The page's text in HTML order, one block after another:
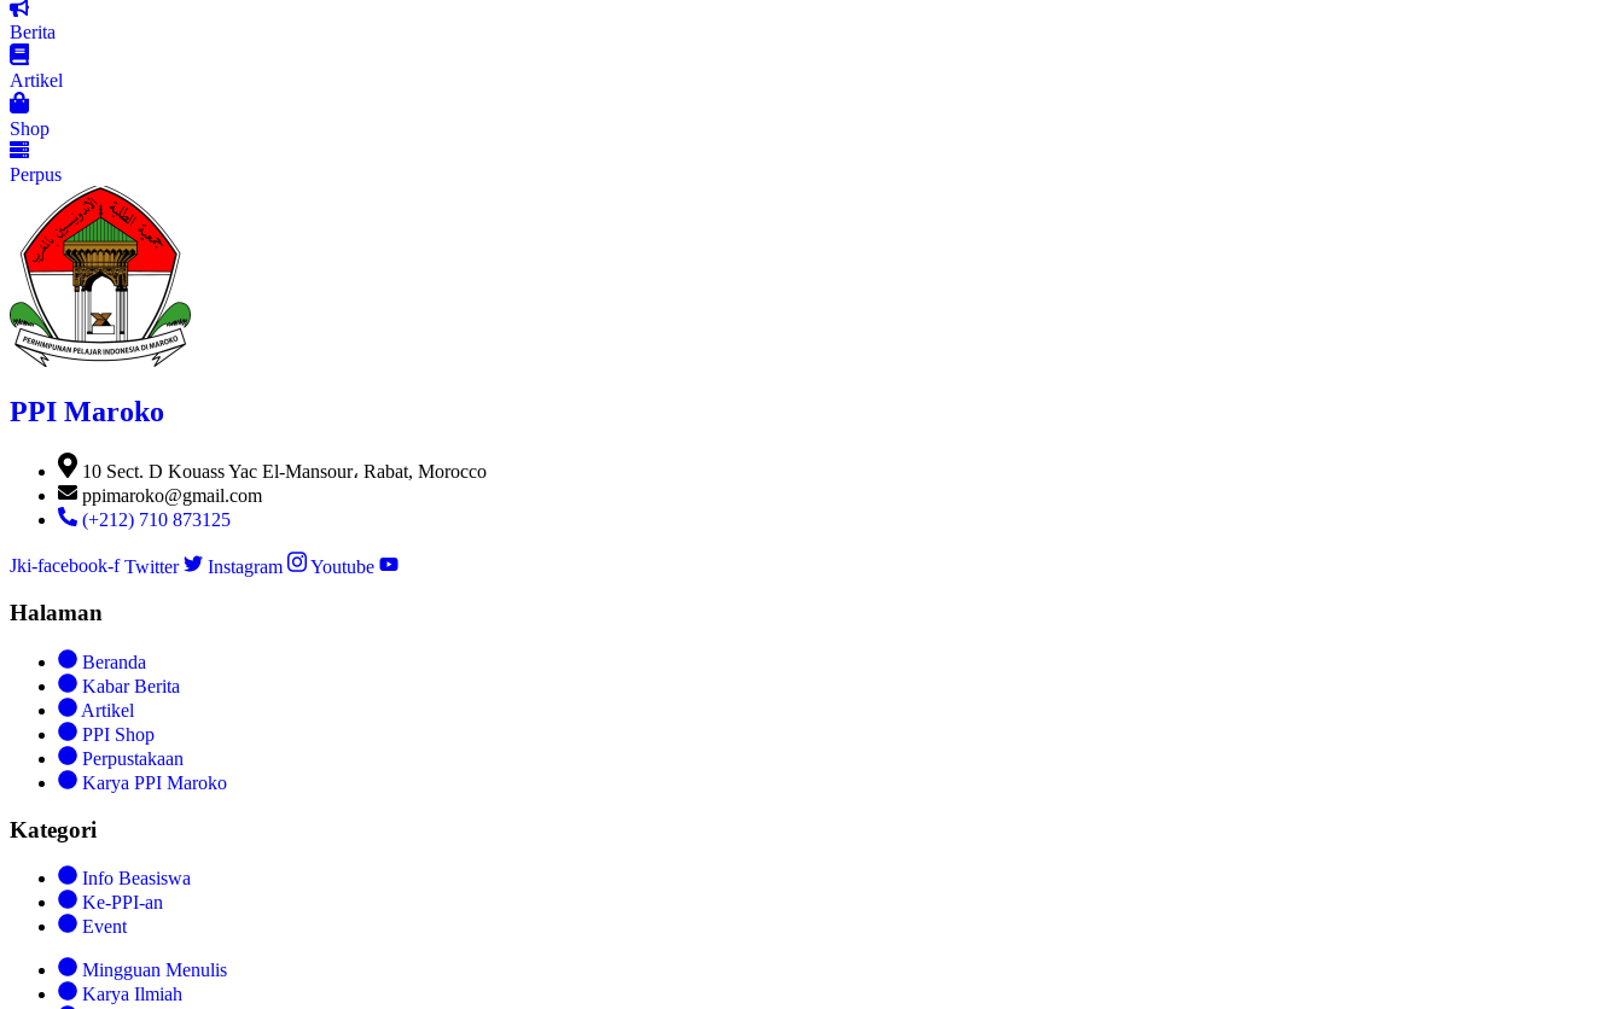
Berita
Artikel
Shop
Perpus
PPI Maroko
10 Sect. D Kouass Yac El-Mansour، Rabat, Morocco
ppimaroko@gmail.com
(+212) 710 873125
Jki-facebook-f Twitter Instagram Youtube
Halaman
Beranda
Kabar Berita
Artikel
PPI Shop
Perpustakaan
Karya PPI Maroko
Kategori
Info Beasiswa
Ke-PPI-an
Event
Mingguan Menulis
Karya Ilmiah